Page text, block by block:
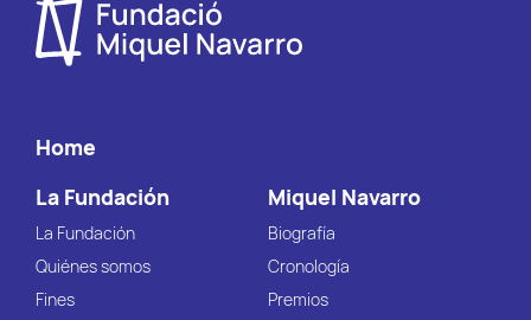
Home
La Fundación
La Fundación
Quiénes somos
Fines
Miquel Navarro
Biografía
Cronología
Premios